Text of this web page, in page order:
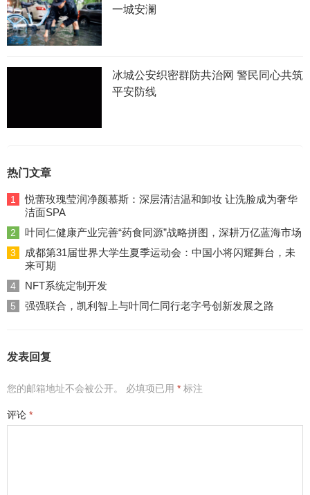
一城安澜
冰城公安织密群防共治网 警民同心共筑
平安防线
热门文章
1
悦蕾玫瑰莹润净颜慕斯：深层清洁温和卸妆 让洗脸成为奢华
洁面SPA
2 叶同仁健康产业完善“药食同源”战略拼图，深耕万亿蓝海市场
3
成都第31届世界大学生夏季运动会：中国小将闪耀舞台，未
来可期
4 NFT系统定制开发
5 强强联合，凯利智上与叶同仁同行老字号创新发展之路
发表回复
您的邮箱地址不会被公开。 必填项已用 * 标注
评论 *